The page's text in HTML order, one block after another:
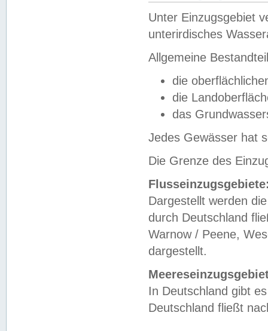
Unter Einzugsgebiet
unterirdisches
Allgemeine
die
die
das
Jedes Gewässer hat
Die Grenze des
Dargestellt werden
durch Deutschland
Warnow / Peene,
dargestellt.
In Deutschland gibt
Deutschland fließt